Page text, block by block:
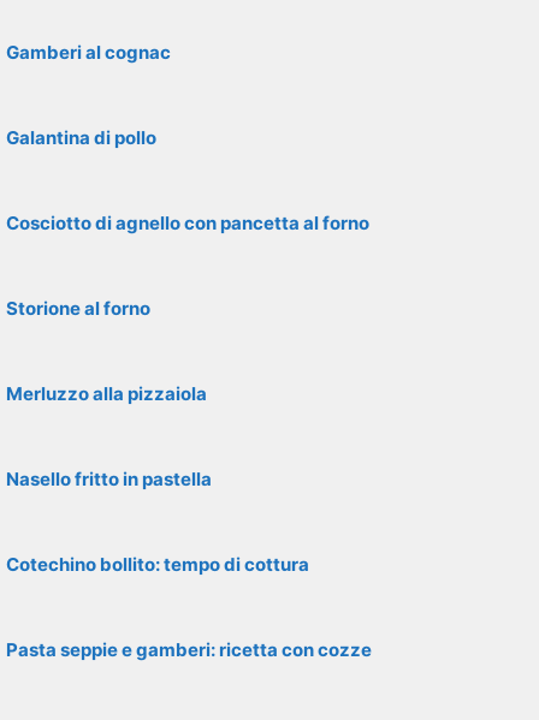
Gamberi al cognac
Galantina di pollo
Cosciotto di agnello con pancetta al forno
Storione al forno
Merluzzo alla pizzaiola
Nasello fritto in pastella
Cotechino bollito: tempo di cottura
Pasta seppie e gamberi: ricetta con cozze